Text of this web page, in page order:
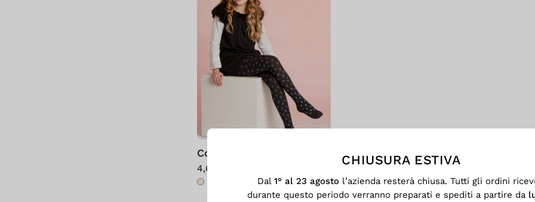
CHIUSURA ESTIVA
Dal 1° al 23 agosto l’azienda resterà chiusa. Tutti gli ordini
durante questo periodo verranno preparati e spediti a partire da
Panna
Collant Circe
4,69€